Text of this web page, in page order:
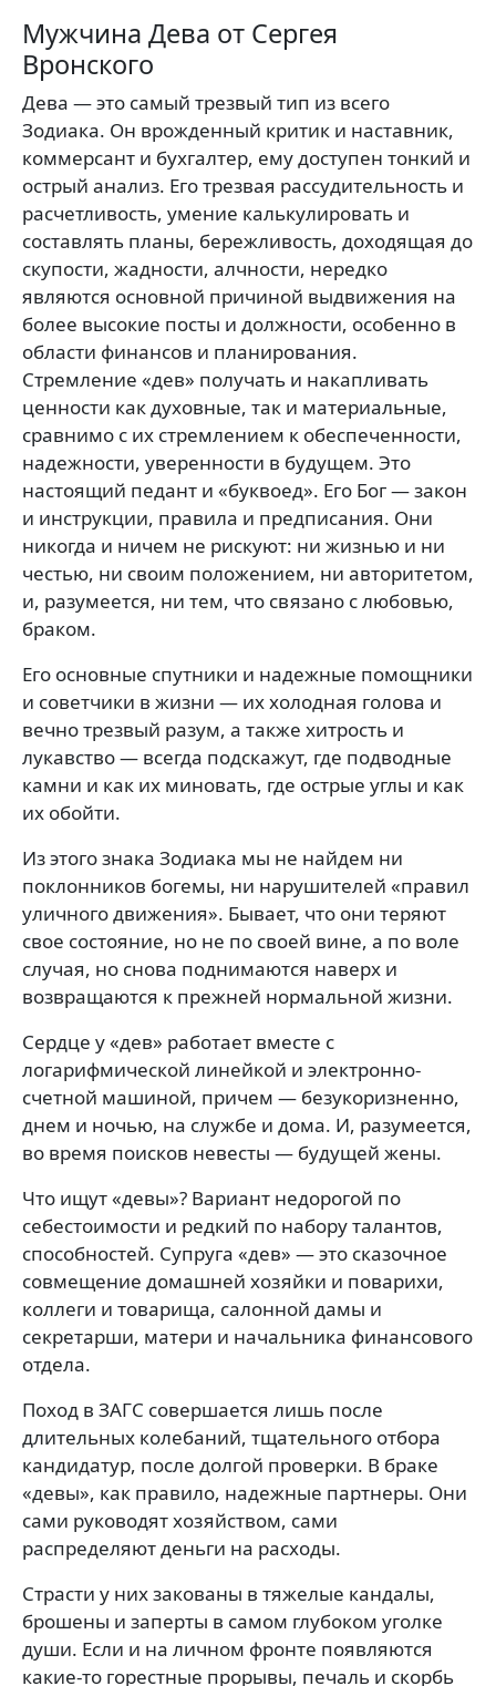
Мужчина Дева от Сергея
Вронского
Дева — это самый трезвый тип из всего
Зодиака. Он врожденный критик и наставник,
коммерсант и бухгалтер, ему доступен тонкий и
острый анализ. Его трезвая рассудительность и
расчетливость, умение калькулировать и
составлять планы, бережливость, доходящая до
скупости, жадности, алчности, нередко
являются основной причиной выдвижения на
более высокие посты и должности, особенно в
области финансов и планирования.
Стремление «дев» получать и накапливать
ценности как духовные, так и материальные,
сравнимо с их стремлением к обеспеченности,
надежности, уверенности в будущем. Это
настоящий педант и «буквоед». Его Бог — закон
и инструкции, правила и предписания. Они
никогда и ничем не рискуют: ни жизнью и ни
честью, ни своим положением, ни авторитетом,
и, разумеется, ни тем, что связано с любовью,
браком.
Его основные спутники и надежные помощники
и советчики в жизни — их холодная голова и
вечно трезвый разум, а также хитрость и
лукавство — всегда подскажут, где подводные
камни и как их миновать, где острые углы и как
их обойти.
Из этого знака Зодиака мы не найдем ни
поклонников богемы, ни нарушителей «правил
уличного движения». Бывает, что они теряют
свое состояние, но не по своей вине, а по воле
случая, но снова поднимаются наверх и
возвращаются к прежней нормальной жизни.
Сердце у «дев» работает вместе с
логарифмической линейкой и электронно-
счетной машиной, причем — безукоризненно,
днем и ночью, на службе и дома. И, разумеется,
во время поисков невесты — будущей жены.
Что ищут «девы»? Вариант недорогой по
себестоимости и редкий по набору талантов,
способностей. Супруга «дев» — это сказочное
совмещение домашней хозяйки и поварихи,
коллеги и товарища, салонной дамы и
секретарши, матери и начальника финансового
отдела.
Поход в ЗАГС совершается лишь после
длительных колебаний, тщательного отбора
кандидатур, после долгой проверки. В браке
«девы», как правило, надежные партнеры. Они
сами руководят хозяйством, сами
распределяют деньги на расходы.
Страсти у них закованы в тяжелые кандалы,
брошены и заперты в самом глубоком уголке
души. Если и на личном фронте появляются
какие-то горестные прорывы, печаль и скорбь